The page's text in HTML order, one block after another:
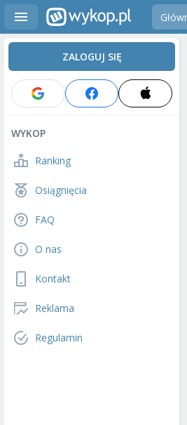
ZALOGUJ SIĘ
WYKOP
Ranking
Osiągnięcia
FAQ
O nas
Kontakt
Reklama
Regulamin